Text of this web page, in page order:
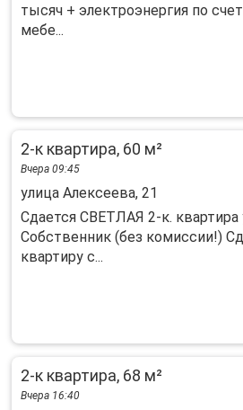
тысяч + электроэнергия по
мебе...
2-к квартира, 60 м²
Вчера 09:45
улица Алексеева, 21
Сдается СВЕТЛАЯ 2-к. квартира
Собственник (без комиссии!)
квартиру с...
2-к квартира, 68 м²
Вчера 16:40